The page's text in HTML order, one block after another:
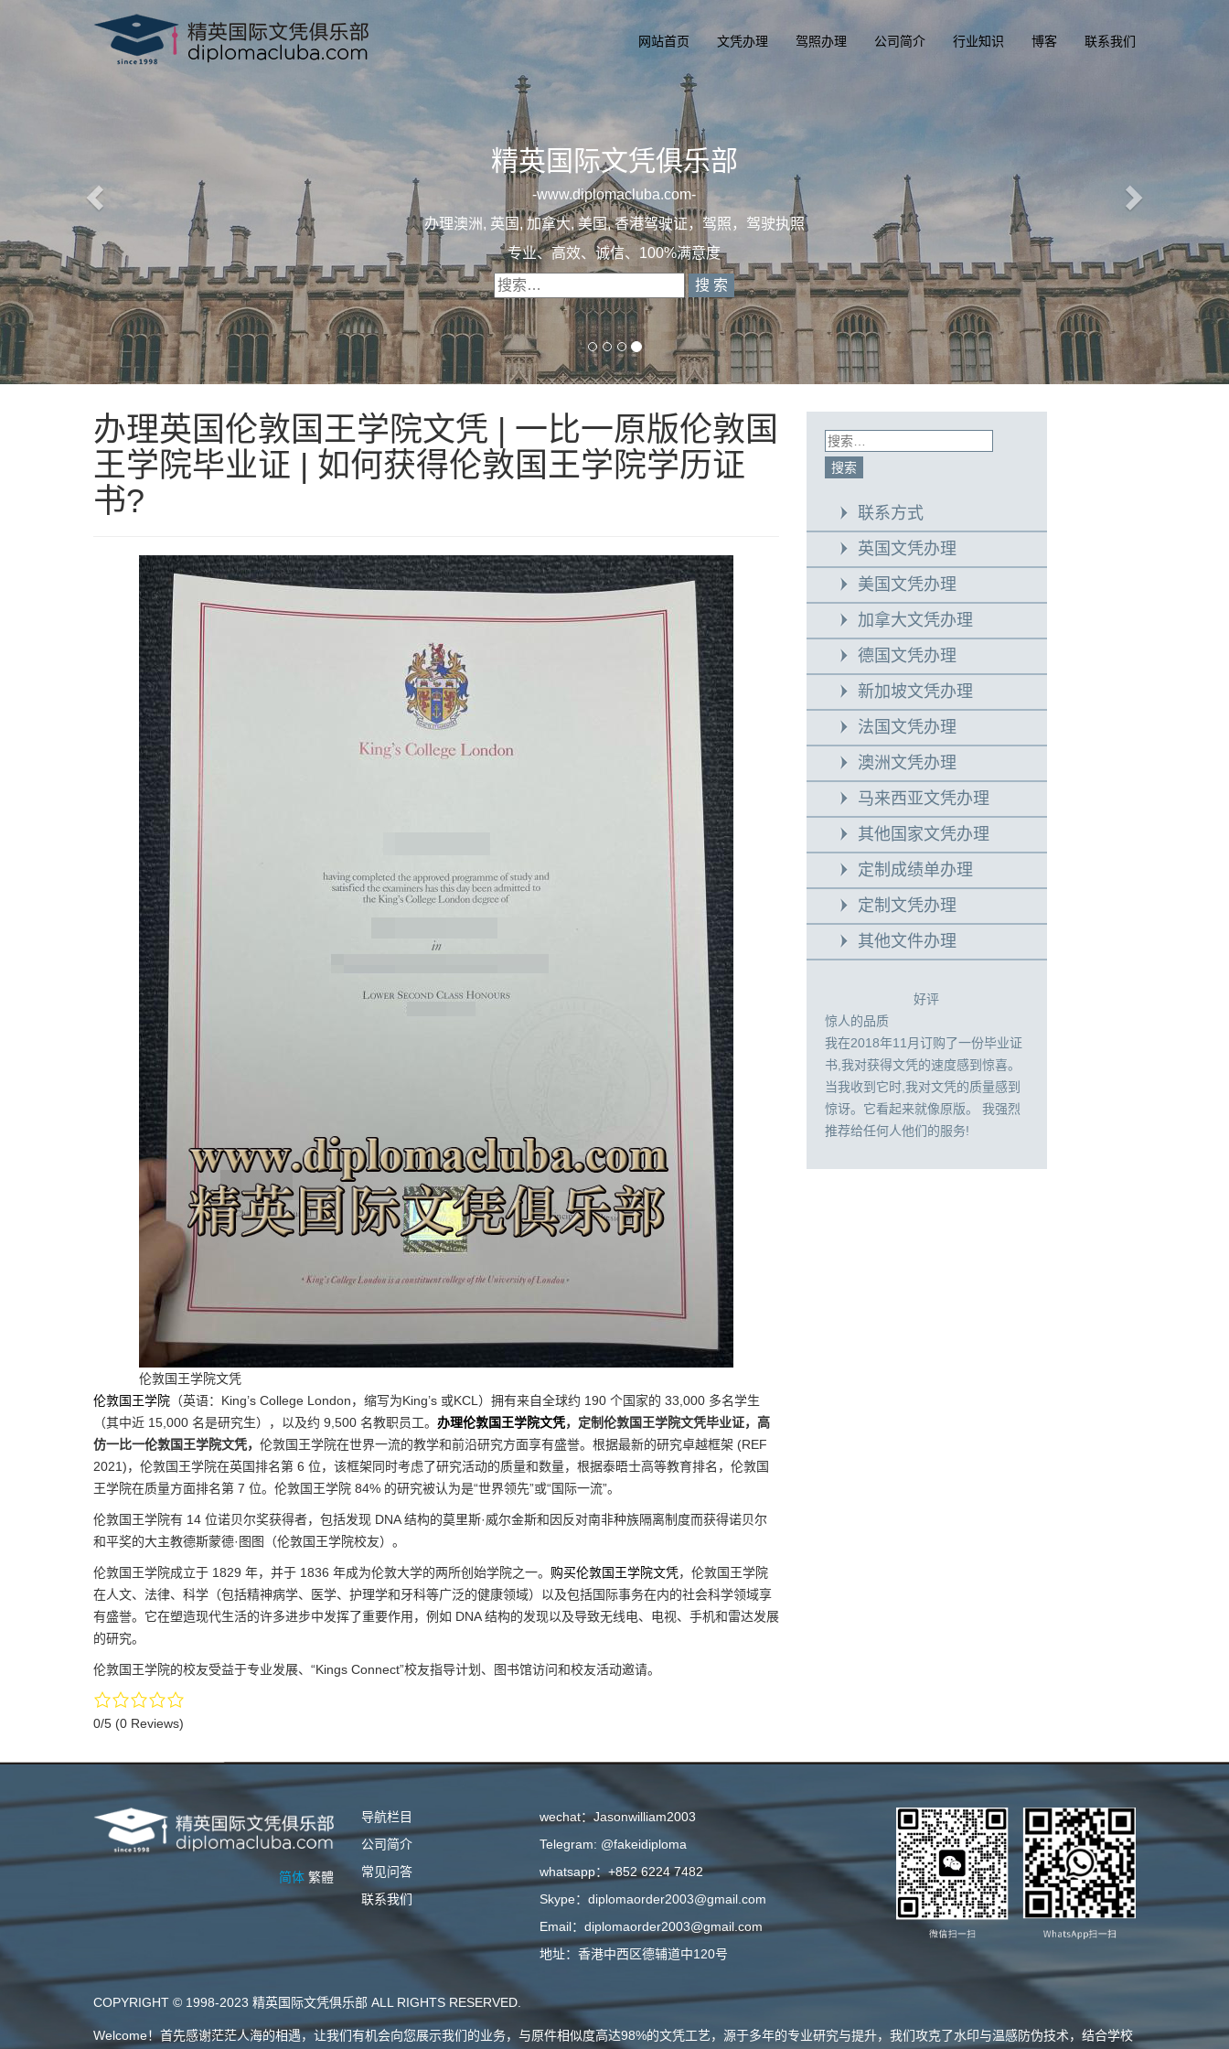
网站首页 文凭办理 驾照办理 公司简介 行业知识 博客 联系我们
精英国际文凭俱乐部
一diplomacluba.com 一
办理澳洲, 英国, 加拿大, 美国, 香港驾驶证，驾照，驾驶执照
专业定制澳洲、英国、加拿大、美国驾照
办理英国伦敦国王学院文凭 | 一比一原版伦敦国
王学院毕业证 | 如何获得伦敦国王学院学历证
书?
伦敦国王学院文凭
伦敦国王学院 （英语：King’s College London，缩写为King’s 或KCL）拥有来自全球约 190 个国家的 33,000 多名学生
（其中近 15,000 名是研究生），以及约 9,500 名教职员工。 办理伦敦国王学院文凭，定制伦敦国王学院文凭毕业证，高
仿一比一伦敦国王学院文凭， 伦敦国王学院在世界一流的教学和前沿研究方面享有盛誉。根据最新的研究卓越框架 (REF
2021)，伦敦国王学院在英国排名第 6 位，该框架同时考虑了研究活动的质量和数量，根据泰晤士高等教育排名，伦敦国
王学院在质量方面排名第 7 位。伦敦国王学院 84% 的研究被认为是“世界领先”或“国际一流”。
伦敦国王学院有 14 位诺贝尔奖获得者，包括发现 DNA 结构的莫里斯·威尔金斯和因反对南非种族隔离制度而获得诺贝尔
和平奖的大主教德斯蒙德·图图（伦敦国王学院校友）。
伦敦国王学院成立于 1829 年，并于 1836 年成为伦敦大学的两所创始学院之一。 购买伦敦国王学院文凭，伦敦国王学院
在人文、法律、科学（包括精神病学、医学、护理学和牙科等广泛的健康领域）以及包括国际事务在内的社会科学领域享
有盛誉。它在塑造现代生活的许多进步中发挥了重要作用，例如 DNA 结构的发现以及导致无线电、电视、手机和雷达发展
的研究。
伦敦国王学院的校友受益于专业发展、“Kings Connect”校友指导计划、图书馆访问和校友活动邀请。
0/5 (0 Reviews)
联系方式
英国文凭办理
美国文凭办理
加拿大文凭办理
德国文凭办理
新加坡文凭办理
法国文凭办理
澳洲文凭办理
马来西亚文凭办理
其他国家文凭办理
定制成绩单办理
定制文凭办理
其他文件办理
好评
惊人的品质
我在2018年11月订购了一份毕业证
书,我对获得文凭的速度感到惊喜。
当我收到它时,我对文凭的质量感到
惊讶。它看起来就像原版。 我强烈
推荐给任何人他们的服务!
简体 繁體
导航栏目
公司简介
常见问答
联系我们
wechat：Jasonwilliam2003
Telegram: @fakeidiploma
whatsapp：+852 6224 7482
Skype：diplomaorder2003@gmail.com
Email：diplomaorder2003@gmail.com
地址：香港中西区德辅道中120号
COPYRIGHT © 1998-2023 精英国际文凭俱乐部 ALL RIGHTS RESERVED.
Welcome！首先感谢茫茫人海的相遇，让我们有机会向您展示我们的业务，与原件相似度高达98%的文凭工艺，源于多年的专业研究与提升，我们攻克了水印与温感防伪技术，结合学校